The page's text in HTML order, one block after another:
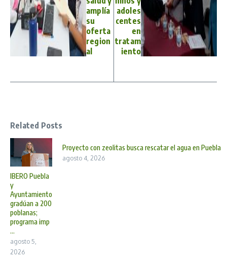
amplía
su
oferta
region
al
adoles
centes
en
tratam
iento
Related Posts
IBERO Puebla
y
Ayuntamiento
gradúan a 200
poblanas;
programa imp
...
agosto 5,
2026
Proyecto con zeolitas busca rescatar el agua en Puebla
agosto 4, 2026